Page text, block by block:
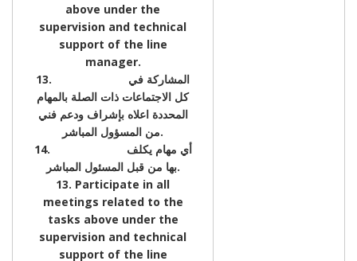
above under the
supervision and technical
support of the line
manager.
13. المشاركة في
كل الاجتماعات ذات الصلة بالمهام
المحددة اعلاه بإشراف ودعم فني
من المسؤول المباشر.
14. أي مهام يكلف
بها من قبل المسئول المباشر.
13. Participate in all
meetings related to the
tasks above under the
supervision and technical
support of the line